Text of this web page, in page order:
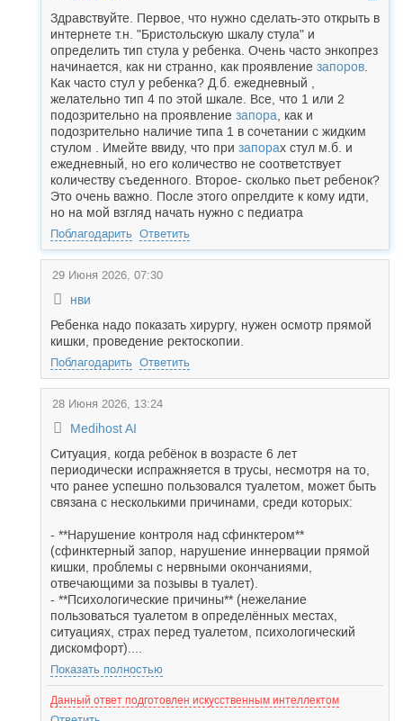
Здравствуйте. Первое, что нужно сделать-это открыть в
интернете т.н. "Бристольскую шкалу стула" и
определить тип стула у ребенка. Очень часто энкопрез
начинается, как ни странно, как проявление запоров
Как часто стул у ребенка? Д.б. ежедневный ,
желательно тип 4 по этой шкале. Все, что 1 или 2
подозрительно на проявление запора , как и
подозрительно наличие типа 1 в сочетании с жидким
стулом . Имейте ввиду, что при запорах стул м.б. и
ежедневный, но его количество не соответствует
количеству съеденного. Второе- сколько пьет ребенок?
Это очень важно. После этого опрелдите к кому идти,
но на мой взгляд начать нужно с педиатра
Поблагодарить Ответить
29 Июня 2026, 07:30
нви
Ребенка надо показать хирургу, нужен осмотр прямой
кишки, проведение ректоскопии.
Поблагодарить Ответить
28 Июня 2026, 13:24
Medihost AI
Ситуация, когда ребёнок в возрасте 6 лет
периодически испражняется в трусы, несмотря на то,
что ранее успешно пользовался туалетом, может быть
связана с несколькими причинами, среди которых:
- **Нарушение контроля над сфинктером**
(сфинктерный запор, нарушение иннервации прямой
кишки, проблемы с нервными окончаниями,
отвечающими за позывы в туалет).
- **Психологические причины** (нежелание
пользоваться туалетом в определённых местах,
ситуациях, страх перед туалетом, психологический
дискомфорт)....
Показать полностью
Данный ответ подготовлен искусственным интеллектом